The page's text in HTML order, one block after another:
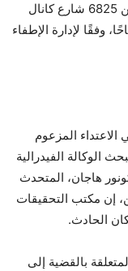
تم نقل شخص واحد إلى مستشفى بن تاوب من 6825 شارع كانال
رجال الإطفاء في الساعة 6:51 صباحًا، وفقًا لإدارة الإطفاء
المزعوم
الوكالة الفيدرالية
هاجان، المتحدث
إن مكتب التحقيقات
الحادث.
بالقضية إلى